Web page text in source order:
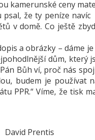
kamerunské ceny
psal, že ty peníze
v domě. Co ještě
a obrázky – dáme
dům, který
Bůh ví, proč nás
budem je používat
PPR.“ Víme, že tisk